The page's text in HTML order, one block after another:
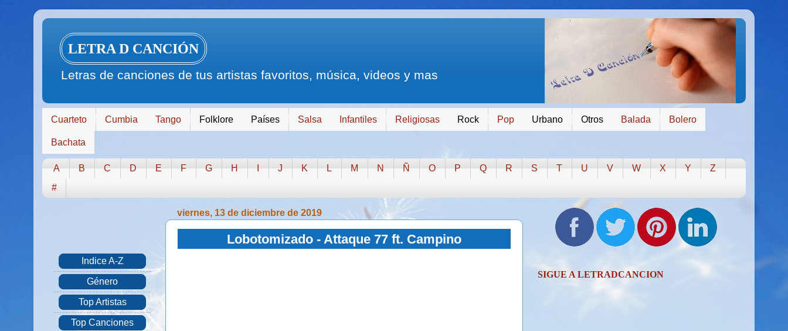
LETRA D CANCIÓN
Letras de canciones de tus artistas favoritos, música, videos y mas
Cuarteto Cumbia Tango Folklore Países Salsa Infantiles Religiosas Rock Pop Urbano Otros Balada Bolero
Bachata
A B C D E F G H J K L M N Ñ O P Q R S T U V W X Y
Z
#
viernes, 13 de diciembre de 2019
Lobotomizado - Attaque 77 ft. Campino
Indice A-Z
Género
Top Artistas
Top Canciones
SIGUE A LETRADCANCION